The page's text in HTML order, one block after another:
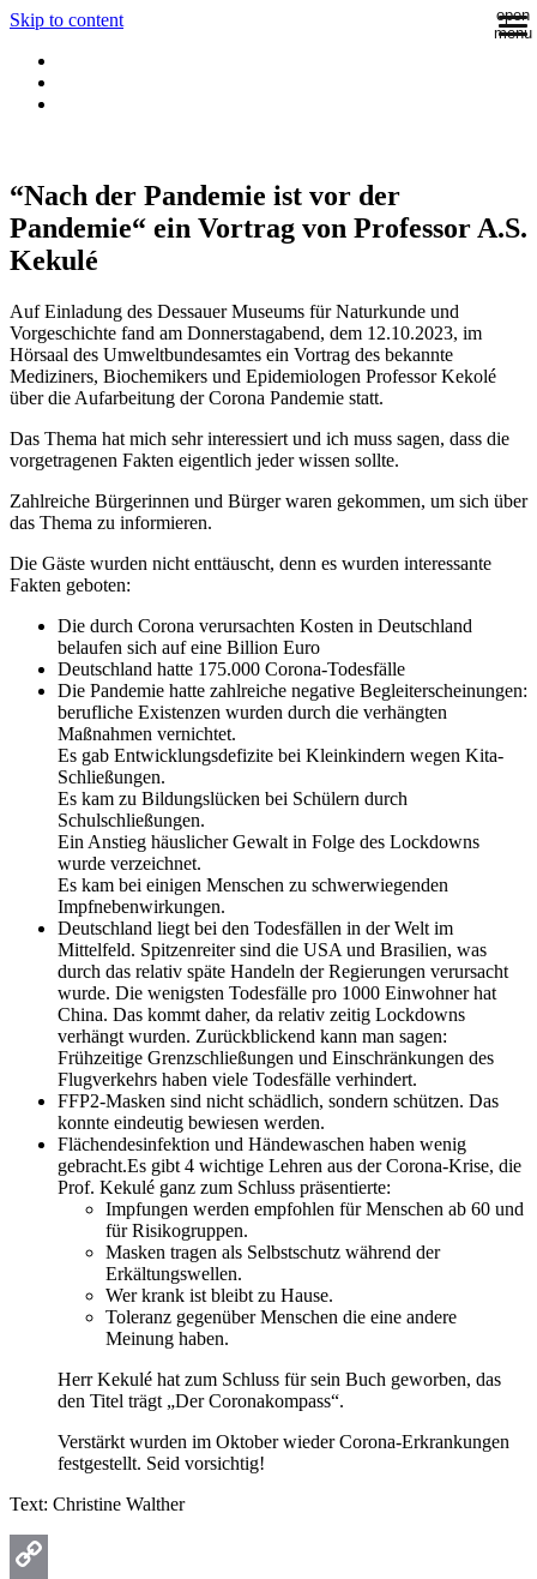
Skip to content
open
menu
“Nach der Pandemie ist vor der
Pandemie“ ein Vortrag von Professor A.S.
Kekulé
Auf Einladung des Dessauer Museums für Naturkunde und
Vorgeschichte fand am Donnerstagabend, dem 12.10.2023, im
Hörsaal des Umweltbundesamtes ein Vortrag des bekannte
Mediziners, Biochemikers und Epidemiologen Professor Kekolé
über die Aufarbeitung der Corona Pandemie statt.
Das Thema hat mich sehr interessiert und ich muss sagen, dass die
vorgetragenen Fakten eigentlich jeder wissen sollte.
Zahlreiche Bürgerinnen und Bürger waren gekommen, um sich über
das Thema zu informieren.
Die Gäste wurden nicht enttäuscht, denn es wurden interessante
Fakten geboten:
Die durch Corona verursachten Kosten in Deutschland
belaufen sich auf eine Billion Euro
Deutschland hatte 175.000 Corona-Todesfälle
Die Pandemie hatte zahlreiche negative Begleiterscheinungen:
berufliche Existenzen wurden durch die verhängten
Maßnahmen vernichtet.
Es gab Entwicklungsdefizite bei Kleinkindern wegen Kita-
Schließungen.
Es kam zu Bildungslücken bei Schülern durch
Schulschließungen.
Ein Anstieg häuslicher Gewalt in Folge des Lockdowns
wurde verzeichnet.
Es kam bei einigen Menschen zu schwerwiegenden
Impfnebenwirkungen.
Deutschland liegt bei den Todesfällen in der Welt im
Mittelfeld. Spitzenreiter sind die USA und Brasilien, was
durch das relativ späte Handeln der Regierungen verursacht
wurde. Die wenigsten Todesfälle pro 1000 Einwohner hat
China. Das kommt daher, da relativ zeitig Lockdowns
verhängt wurden. Zurückblickend kann man sagen:
Frühzeitige Grenzschließungen und Einschränkungen des
Flugverkehrs haben viele Todesfälle verhindert.
FFP2-Masken sind nicht schädlich, sondern schützen. Das
konnte eindeutig bewiesen werden.
Flächendesinfektion und Händewaschen haben wenig
gebracht.Es gibt 4 wichtige Lehren aus der Corona-Krise, die
Prof. Kekulé ganz zum Schluss präsentierte:
Impfungen werden empfohlen für Menschen ab 60 und
für Risikogruppen.
Masken tragen als Selbstschutz während der
Erkältungswellen.
Wer krank ist bleibt zu Hause.
Toleranz gegenüber Menschen die eine andere
Meinung haben.
Herr Kekulé hat zum Schluss für sein Buch geworben, das
den Titel trägt „Der Coronakompass“.
Verstärkt wurden im Oktober wieder Corona-Erkrankungen
festgestellt. Seid vorsichtig!
Text: Christine Walther